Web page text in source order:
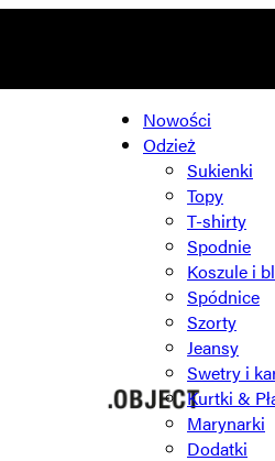
Nowości
Odzież
Sukienki
Topy
T-shirty
Spodnie
Koszule i
Spódnice
Szorty
Jeansy
Swetry i
Kurtki &
Marynarki
Dodatki